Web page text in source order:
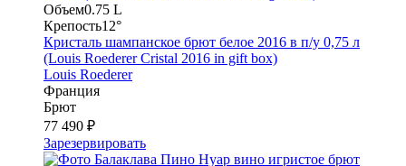
Объем0.75 L
Крепость12°
Кристаль шампанское брют белое 2016 в п/у 0,75 л
(Louis Roederer Cristal 2016 in gift box)
Louis Roederer
Франция
Брют
77 490 ₽
Зарезервировать